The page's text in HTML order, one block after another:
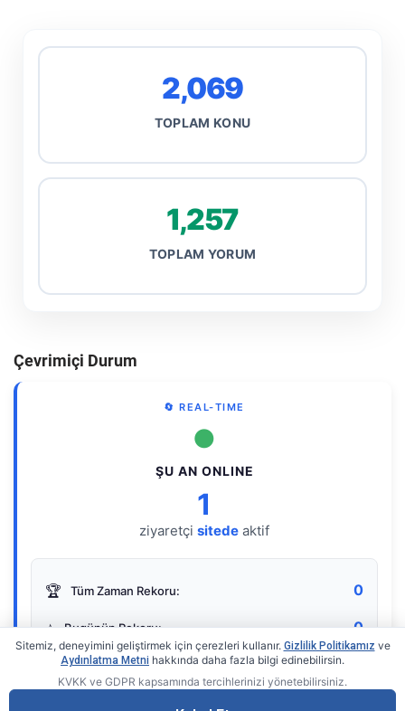
2,069
TOPLAM KONU
1,257
TOPLAM YORUM
Çevrimiçi Durum
🔄 REAL-TIME
●
ŞU AN ONLINE
1
ziyaretçi sitede aktif
🏆 Tüm Zaman Rekoru: 0
⭐ Bugünün Rekoru: 0
Gerçek zamanlı sayaç
Sitemiz, deneyimini geliştirmek için çerezleri kullanır. Gizlilik Politikamız ve
Aydınlatma Metni hakkında daha fazla bilgi edinebilirsin.
KVKK ve GDPR kapsamında tercihlerinizi yönetebilirsiniz.